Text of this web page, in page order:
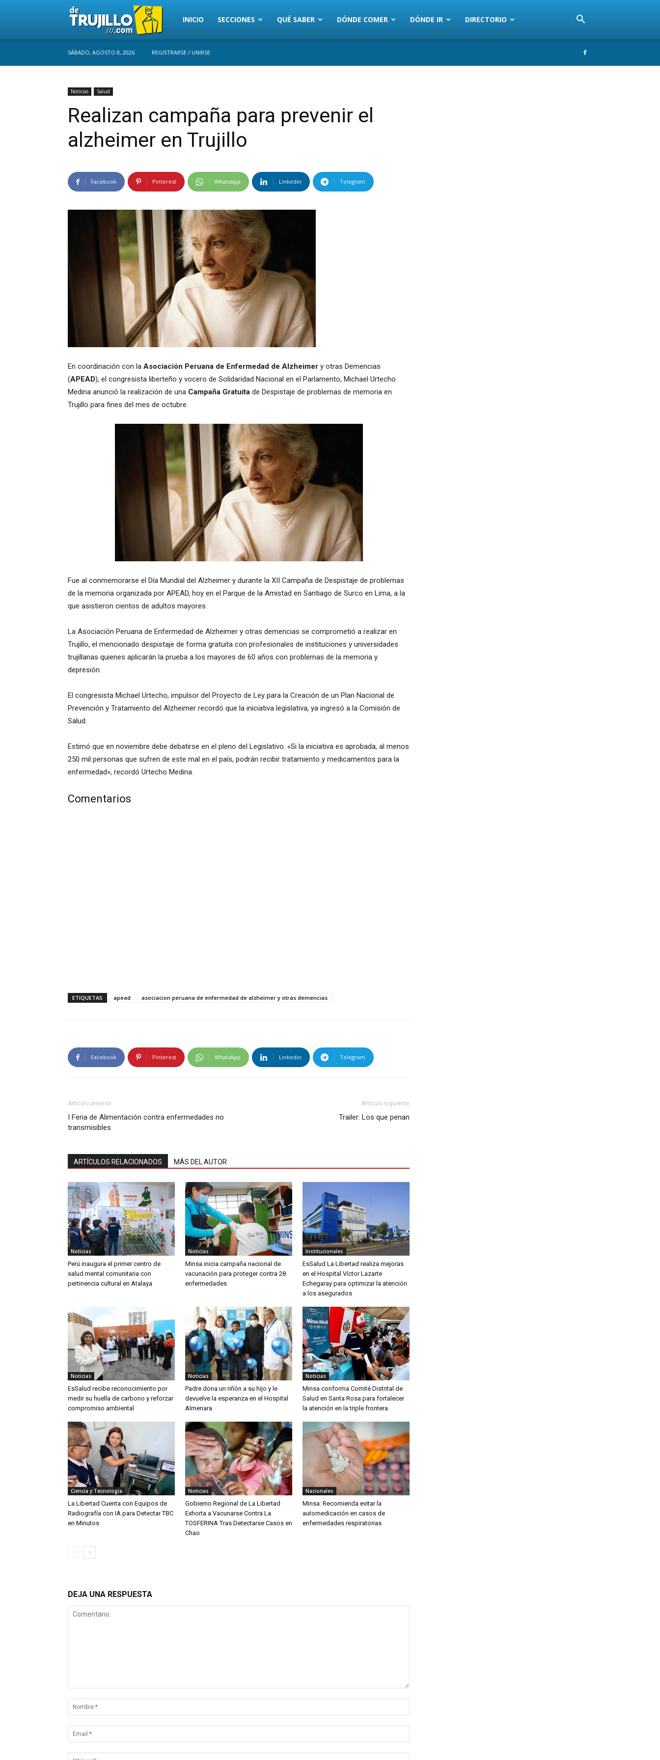
Trujillo
INICIO SECCIONES QUÉ SABER DÓNDE COMER DÓNDE IR DIRECTORIO
SÁBADO, AGOSTO 8, 2026 REGISTRARSE / UNIRSE
Noticias Salud
Realizan campaña para prevenir el
alzheimer en Trujillo
Facebook Pinterest WhatsApp Linkedin Telegram
En coordinación con la Asociación Peruana de Enfermedad de Alzheimer y otras Demencias
(APEAD), el congresista liberteño y vocero de Solidaridad Nacional en el Parlamento, Michael Urtecho
Medina anunció la realización de una Campaña Gratuita de Despistaje de problemas de memoria en
Trujillo para fines del mes de octubre.
Fue al conmemorarse el Día Mundial del Alzheimer y durante la XII Campaña de Despistaje de problemas
de la memoria organizada por APEAD, hoy en el Parque de la Amistad en Santiago de Surco en Lima, a la
que asistieron cientos de adultos mayores.
La Asociación Peruana de Enfermedad de Alzheimer y otras demencias se comprometió a realizar en
Trujillo, el mencionado despistaje de forma gratuita con profesionales de instituciones y universidades
trujillanas quienes aplicarán la prueba a los mayores de 60 años con problemas de la memoria y
depresión.
El congresista Michael Urtecho, impulsor del Proyecto de Ley para la Creación de un Plan Nacional de
Prevención y Tratamiento del Alzheimer recordó que la iniciativa legislativa, ya ingresó a la Comisión de
Salud.
Estimó que en noviembre debe debatirse en el pleno del Legislativo. «Si la iniciativa es aprobada, al menos
250 mil personas que sufren de este mal en el país, podrán recibir tratamiento y medicamentos para la
enfermedad», recordó Urtecho Medina.
Comentarios
ETIQUETAS apead asociacion peruana de enfermedad de alzheimer y otras demencias
Facebook Pinterest WhatsApp Linkedin Telegram
Artículo anterior
I Feria de Alimentación contra enfermedades no
transmisibles
Artículo siguiente
Trailer: Los que penan
ARTÍCULOS RELACIONADOS MÁS DEL AUTOR
Noticias
Perú inaugura el primer centro de
salud mental comunitaria con
pertinencia cultural en Atalaya
Noticias
Minsa inicia campaña nacional de
vacunación para proteger contra 28
enfermedades
Institucionales
EsSalud La Libertad realiza mejoras
en el Hospital Víctor Lazarte
Echegaray para optimizar la atención
a los asegurados
Noticias
EsSalud recibe reconocimiento por
medir su huella de carbono y reforzar
compromiso ambiental
Noticias
Padre dona un riñón a su hijo y le
devuelve la esperanza en el Hospital
Almenara
Noticias
Minsa conforma Comité Distrital de
Salud en Santa Rosa para fortalecer
la atención en la triple frontera
Ciencia y Tecnología
La Libertad Cuenta con Equipos de
Radiografía con IA para Detectar TBC
en Minutos
Noticias
Gobierno Regional de La Libertad
Exhorta a Vacunarse Contra La
TOSFERINA Tras Detectarse Casos en
Chao
Nacionales
Minsa: Recomienda evitar la
automedicación en casos de
enfermedades respiratorias
DEJA UNA RESPUESTA